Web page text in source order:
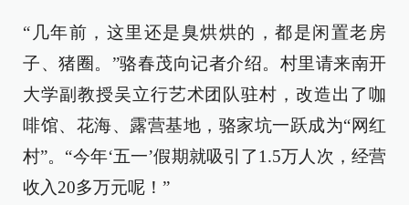
“几年前，这里还是臭烘烘的，都是闲置老房
子、猪圈。”骆春茂向记者介绍。村里请来南开
大学副教授吴立行艺术团队驻村，改造出了咖
啡馆、花海、露营基地，骆家坑一跃成为“网红
村”。“今年‘五一’假期就吸引了1.5万人次，经营
收入20多万元呢！”